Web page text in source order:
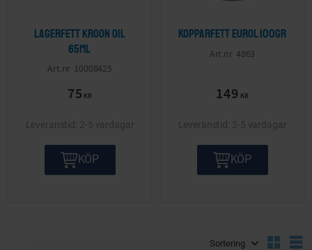
Lagerfett Kroon Oil
65ml
10008425
75 KR
2-5 vardagar
KÖP
Kopparfett Eurol 100gr
4863
149 KR
2-5 vardagar
KÖP